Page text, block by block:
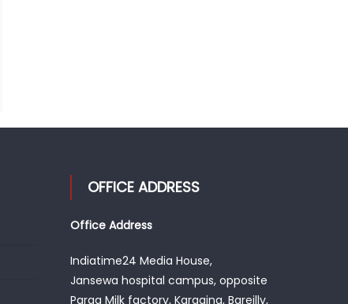
OFFICE ADDRESS
Office Address
Indiatime24 Media House,
Jansewa hospital campus, opposite
Parag Milk factory, Kargaina, Bareilly,